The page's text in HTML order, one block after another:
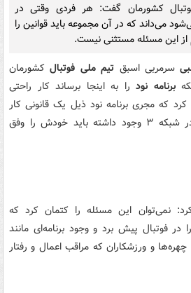
کشورمان گفت: هر فردی وقتی در
می‌داند که در آن مجموعه باید قوانین را
این مسئله مستثنی نیست.
سرمربی اسبق تیم ملی فوتبالکشورمان
برنامه نود را به اینجا برساند کار راحتی
کرد که مجری برنامه نود ذیل یک قانونی کار
کرده و با شرایطی که در شبکه ۳ وجود داشته باید خودش را وفق
نمی‌توان این مسئله را کتمان کرد که
در فوتبال پیش برد و وجود برنامه‌ای مانند
و ورزشکاران که مراقب اعمال و رفتار